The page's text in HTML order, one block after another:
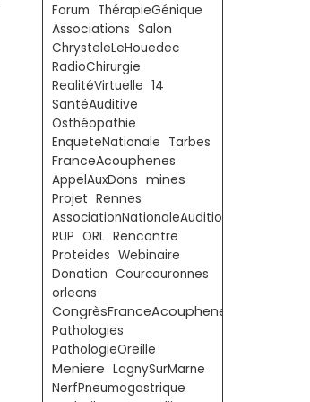
Forum ThérapieGénique
Associations Salon
ChrysteleLeHouedec
RadioChirurgie
RealitéVirtuelle 14
SantéAuditive
Osthéopathie
EnqueteNationale Tarbes
FranceAcouphenes
AppelAuxDons mines
Projet Rennes
AssociationNationaleAudition
RUP ORL Rencontre
Proteides Webinaire
Donation Courcouronnes
orleans
CongrèsFranceAcouphenes
Pathologies
PathologieOreille
Meniere LagnySurMarne
NerfPneumogastrique